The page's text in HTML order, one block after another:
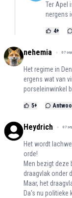
Ter Apel
nergens
4+
nehemia 07
Het regime in
ergens wat van
porseleinwinkel
5+
Heydrich 07
Het wordt
orde!
Men bezigt
draagvlak onder
Maar, het
Da's nu politieke